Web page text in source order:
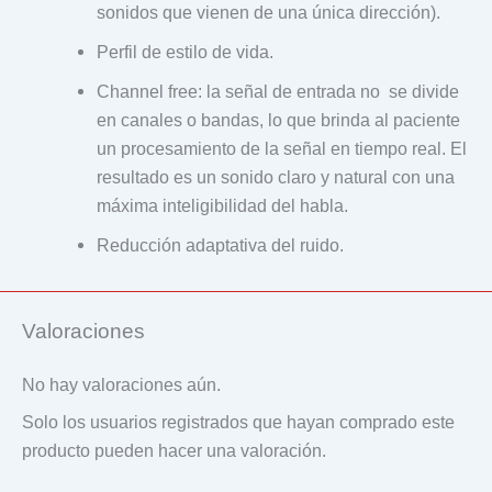
sonidos que vienen de una única dirección).
Perfil de estilo de vida.
Channel free: la señal de entrada no se divide
en canales o bandas, lo que brinda al paciente
un procesamiento de la señal en tiempo real. El
resultado es un sonido claro y natural con una
máxima inteligibilidad del habla.
Reducción adaptativa del ruido.
Valoraciones
No hay valoraciones aún.
Solo los usuarios registrados que hayan comprado este
producto pueden hacer una valoración.